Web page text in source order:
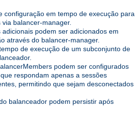
configuração em tempo de execução para
balancer-manager.
adicionais podem ser adicionados em
através do balancer-manager.
de execução de um subconjunto de
podem ser configurados
respondam apenas a sessões
permitindo que sejam desconectados
balanceador podem persistir após